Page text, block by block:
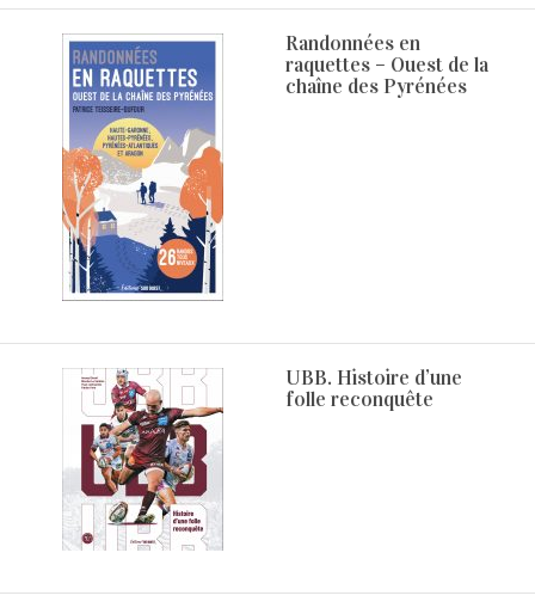
Randonnées en
raquettes – Ouest de la
chaîne des Pyrénées
UBB. Histoire d’une
folle reconquête